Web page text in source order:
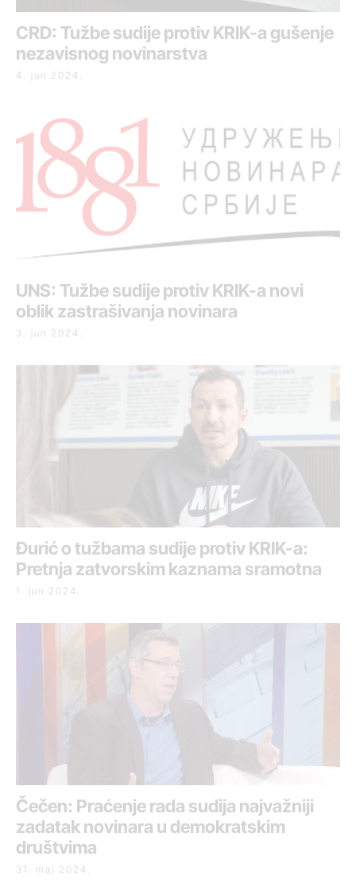
CRD: Tužbe sudije protiv KRIK-a gušenje
nezavisnog novinarstva
4. jun 2024.
UNS: Tužbe sudije protiv KRIK-a novi
oblik zastrašivanja novinara
3. jun 2024.
Đurić o tužbama sudije protiv KRIK-a:
Pretnja zatvorskim kaznama sramotna
1. jun 2024.
Čečen: Praćenje rada sudija najvažniji
zadatak novinara u demokratskim
društvima
31. maj 2024.